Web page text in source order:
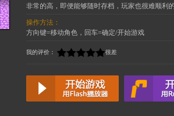
非常的高，即便能够随时存档，玩家也很难顺利的
操作方法：
方向键=移动角色，回车=确定/开始游戏
我的评价： 很差